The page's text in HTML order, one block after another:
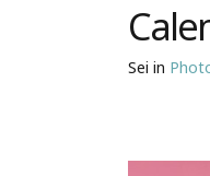
Sei in